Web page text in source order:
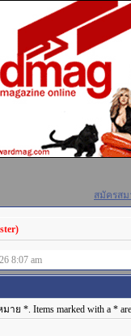
สมัครสม
8:07 am
*. Items marked with a * are